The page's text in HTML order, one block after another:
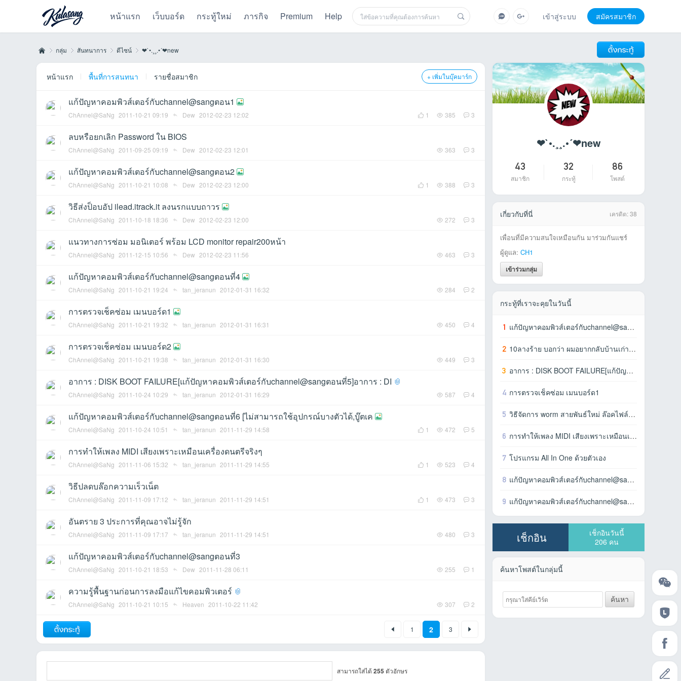
หน้าแรก เว็บบอร์ด กระทู้ใหม่ ภารกิจ Premium Help เข้าสู่ระบบ สมัครสมาชิก
กลุ่ม สันทนาการ ดีไซน์ ❤`•.¸¸.•´❤new
หน้าแรก พื้นที่การสนทนา รายชื่อสมาชิก + เพิ่มในบุ๊คมาร์ก
แก้ปัญหาคอมพิวส์เตอร์กับchannel@sangตอน1
ChAnnel@SaNg 2011-10-21 09:19 Dew 2012-02-23 12:02 1 385 3
ลบหรือยกเลิก Password ใน BIOS
ChAnnel@SaNg 2011-09-25 09:19 Dew 2012-02-23 12:01 363 3
แก้ปัญหาคอมพิวส์เตอร์กับchannel@sangตอน2
ChAnnel@SaNg 2011-10-21 10:08 Dew 2012-02-23 12:00 1 388 3
วิธีส่งป็อบอัป ilead.itrack.it ลงนรกแบบถาวร
ChAnnel@SaNg 2011-10-18 18:36 Dew 2012-02-23 12:00 272 3
แนวทางการซ่อม มอนิเตอร์ พร้อม LCD monitor repair200หน้า
ChAnnel@SaNg 2011-12-15 10:56 Dew 2012-02-23 11:56 463 3
แก้ปัญหาคอมพิวส์เตอร์กับchannel@sangตอนที่4
ChAnnel@SaNg 2011-10-21 19:24 tan_jeranun 2012-01-31 16:32 284 2
การตรวจเช็คซ่อม เมนบอร์ด1
ChAnnel@SaNg 2011-10-21 19:32 tan_jeranun 2012-01-31 16:31 450 4
การตรวจเช็คซ่อม เมนบอร์ด2
ChAnnel@SaNg 2011-10-21 19:38 tan_jeranun 2012-01-31 16:30 449 3
อาการ : DISK BOOT FAILURE[แก้ปัญหาคอมพิวส์เตอร์กับchannel@sangตอนที่5]อาการ : DI
ChAnnel@SaNg 2011-10-24 10:29 tan_jeranun 2012-01-31 16:29 587 4
แก้ปัญหาคอมพิวส์เตอร์กับchannel@sangตอนที่6 [ไม่สามารถใช้อุปกรณ์บางตัวได้,บู๊ตเค
ChAnnel@SaNg 2011-10-24 10:51 tan_jeranun 2011-11-29 14:58 1 472 5
การทำให้เพลง MIDI เสียงเพราะเหมือนเครื่องดนตรีจริงๆ
ChAnnel@SaNg 2011-11-06 15:32 tan_jeranun 2011-11-29 14:55 1 523 4
วิธีปลดบล๊อกความเร็วเน็ต
ChAnnel@SaNg 2011-11-09 17:12 tan_jeranun 2011-11-29 14:51 1 473 3
อันตราย 3 ประการที่คุณอาจไม่รู้จัก
ChAnnel@SaNg 2011-11-09 17:17 tan_jeranun 2011-11-29 14:51 480 3
แก้ปัญหาคอมพิวส์เตอร์กับchannel@sangตอนที่3
ChAnnel@SaNg 2011-10-21 18:53 Dew 2011-11-28 06:11 255 1
ความรู้พื้นฐานก่อนการลงมือแก้ไขคอมพิวเตอร์
ChAnnel@SaNg 2011-10-21 10:15 Heaven 2011-10-22 11:42 307 2
1 2 3
สามารถใส่ได้255 ตัวอักษร
❤`•.¸¸.•´❤new
43
สมาชิก
32
กระทู้
86
โพสต์
เกี่ยวกับที่นี่ เครดิต: 38
เพื่อนที่มีความสนใจเหมือนกัน มาร่วมกันแชร์
ผู้ดูแล: CH1
เข้าร่วมกลุ่ม
กระทู้ที่เราจะคุยในวันนี้
1 แก้ปัญหาคอมพิวส์เตอร์กับchannel@sangตอนที่6 [ไม่สามารถใช้อุปกรณ์บางตัวได้,บู๊ตเค
2 10ลางร้าย บอกว่า ผมอยากกลับบ้านเก่าแล้ว(ฮาร์ดดิสก์)
3 อาการ : DISK BOOT FAILURE[แก้ปัญหาคอมพิวส์เตอร์กับchannel@sangตอนที่5]อาการ : DI
4 การตรวจเช็คซ่อม เมนบอร์ด1
5 วิธีจัดการ worm สายพันธ์ใหม่ ล๊อคไฟล์เอกสาร
6 การทำให้เพลง MIDI เสียงเพราะเหมือนเครื่องดนตรีจริงๆ
7 โปรแกรม All In One ด้วยตัวเอง
8 แก้ปัญหาคอมพิวส์เตอร์กับchannel@sangตอน1
9 แก้ปัญหาคอมพิวส์เตอร์กับchannel@sangตอน2
เช็กอิน
เช็กอินวันนี้
206 คน
ค้นหาโพสต์ในกลุ่มนี้
ค้นหา